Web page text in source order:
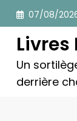
Aller
contenu
07/08/
Un
derrière